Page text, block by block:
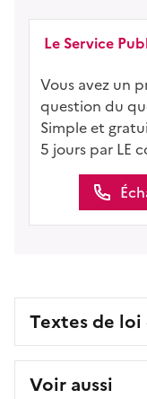
Le Service
Vous avez un
question du
Simple et
5 jours par LE
Textes de
Voir aussi